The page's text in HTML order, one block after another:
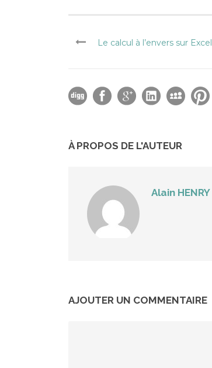
Le calcul à l’envers sur Excel
À PROPOS DE L'AUTEUR
Alain HENRY
AJOUTER UN COMMENTAIRE